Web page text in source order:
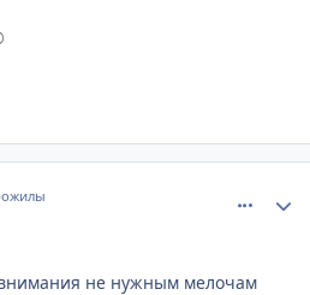
не нужным мелочам